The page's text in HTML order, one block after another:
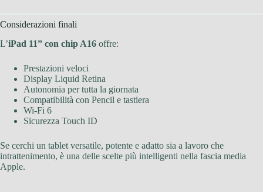
Considerazioni finali
L’iPad 11” con chip A16 offre:
Prestazioni veloci
Display Liquid Retina
Autonomia per tutta la giornata
Compatibilità con Pencil e tastiera
Wi-Fi 6
Sicurezza Touch ID
Se cerchi un tablet versatile, potente e adatto sia a lavoro che
intrattenimento, è una delle scelte più intelligenti nella fascia media
Apple.